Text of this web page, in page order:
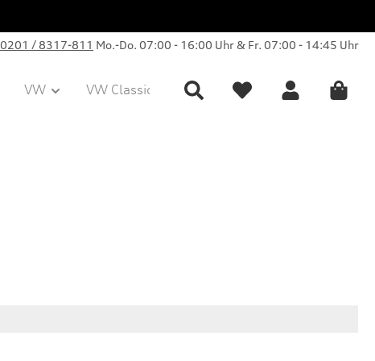
0201 / 8317-811 Mo.-Do. 07:00 - 16:00 Uhr & Fr. 07:00 - 14:45 Uhr
VW VW Classic Parts Sale Collection